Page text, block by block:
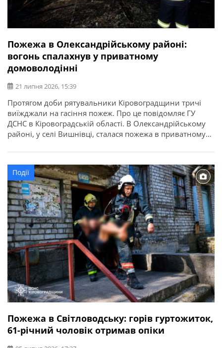
Пожежа в Олександрійському районі:
вогонь спалахнув у приватному
домоволодінні
21 липня 2026, 15:39
Протягом доби рятувальники Кіровоградщини тричі
виїжджали на гасіння пожеж. Про це повідомляє ГУ
ДСНС в Кіровоградській області. В Олександрійському
районі, у селі Вишнівці, сталася пожежа в приватному
господарської споруди та речі, що були всередині. На
щастя, внаслідок пожежі ніхто не постраждав.
Події
Пожежа в Світловодську: горів гуртожиток,
61-річний чоловік отримав опіки